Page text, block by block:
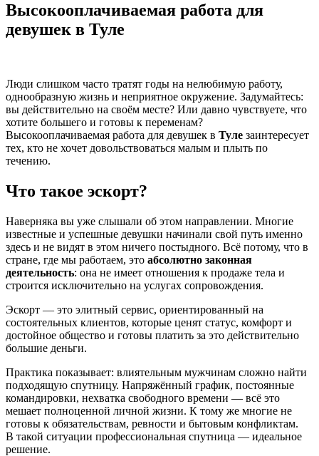
Высокооплачиваемая работа для
девушек в Туле
Люди слишком часто тратят годы на нелюбимую работу,
однообразную жизнь и неприятное окружение. Задумайтесь:
вы действительно на своём месте? Или давно чувствуете, что
хотите большего и готовы к переменам?
Высокооплачиваемая работа для девушек в Туле заинтересует
тех, кто не хочет довольствоваться малым и плыть по
течению.
Что такое эскорт?
Наверняка вы уже слышали об этом направлении. Многие
известные и успешные девушки начинали свой путь именно
здесь и не видят в этом ничего постыдного. Всё потому, что в
стране, где мы работаем, это абсолютно законная
деятельность: она не имеет отношения к продаже тела и
строится исключительно на услугах сопровождения.
Эскорт — это элитный сервис, ориентированный на
состоятельных клиентов, которые ценят статус, комфорт и
достойное общество и готовы платить за это действительно
большие деньги.
Практика показывает: влиятельным мужчинам сложно найти
подходящую спутницу. Напряжённый график, постоянные
командировки, нехватка свободного времени — всё это
мешает полноценной личной жизни. К тому же многие не
готовы к обязательствам, ревности и бытовым конфликтам.
В такой ситуации профессиональная спутница — идеальное
решение.